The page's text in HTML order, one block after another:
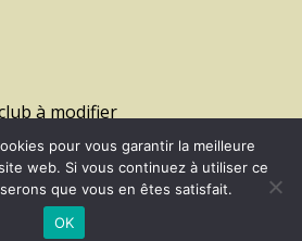
à modifier
Handball | Site internet réalisé par
pour vous garantir la meilleure
web. Si vous continuez à utiliser ce
que vous en êtes satisfait.
OK